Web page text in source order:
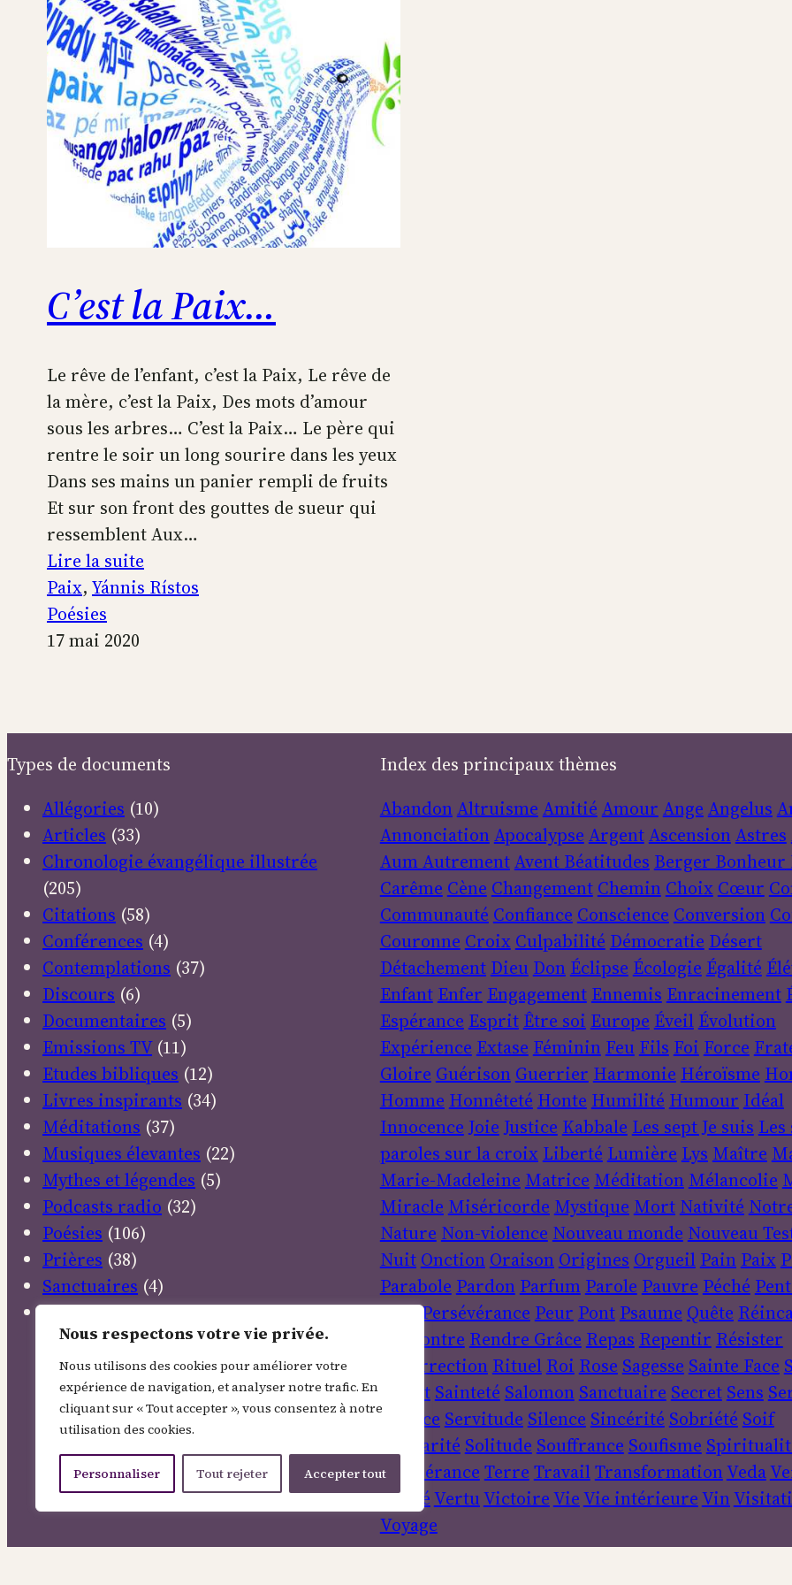
Nous respectons votre vie privée.
Nous utilisons des cookies pour améliorer votre
expérience de navigation, et analyser notre trafic. En
cliquant sur « Tout accepter », vous consentez à notre
utilisation des cookies.
Personnaliser Tout rejeter Accepter tout
C’est la Paix…
Le rêve de l’enfant, c’est la Paix, Le rêve de
la mère, c’est la Paix, Des mots d’amour
sous les arbres… C’est la Paix… Le père qui
rentre le soir un long sourire dans les yeux
Dans ses mains un panier rempli de fruits
Et sur son front des gouttes de sueur qui
ressemblent Aux…
Lire la suite
C’est
Paix, Yánnis Rístos
Poésies
17 mai 2020
Types de documents
Allégories (10)
Articles (33)
Chronologie évangélique illustrée
(205)
Citations (58)
Conférences (4)
Contemplations (37)
Discours (6)
Documentaires (5)
Emissions TV(11)
Etudes bibliques (12)
Livres inspirants (34)
Méditations (37)
Musiques élevantes (22)
Mythes et légendes (5)
Podcasts radio (32)
Poésies (106)
Prières (38)
Sanctuaires (4)
Textes sacrés(30)
Index des principaux thèmes
AbandonAltruisme Amitié Amour Ange Angelus
AnnonciationApocalypse ArgentAscensionAstres
AumAutrementAvent Béatitudes Berger Bonheur
Carême Cène Changement Chemin Choix Cœur
Communauté Confiance Conscience Conversion
Couronne Croix Culpabilité Démocratie Désert
Détachement Dieu Don Éclipse Écologie Égalité
Enfant Enfer Engagement Ennemis Enracinement
Espérance Esprit Être soi Europe Éveil Évolution
Expérience Extase Féminin Feu Fils Foi Force
Gloire Guérison Guerrier Harmonie Héroïsme
Homme Honnêteté Honte Humilité Humour Idéal
Innocence Joie Justice Kabbale Les sept Je suis Les
paroles sur la croix Liberté Lumière Lys Maître
Marie-Madeleine Matrice Méditation Mélancolie
Miracle Miséricorde Mystique Mort Nativité
Nature Non-violence Nouveau monde Nouveau
Nuit Onction Oraison Origines Orgueil Pain Paix
Parabole Pardon Parfum Parole Pauvre Péché
PèrePersévérance Peur Pont Psaume Quête
Rencontre Rendre Grâce Repas Repentir Résister
Résurrection Rituel Roi Rose Sagesse Sainte Face
Esprit Sainteté Salomon Sanctuaire Secret Sens
Service Servitude Silence Sincérité Sobriété Soif
Solidarité Solitude Souffrance Soufisme
Tempérance Terre TravailTransformationVeda
VéritéVertuVictoireVieVie intérieureVin
Voyage